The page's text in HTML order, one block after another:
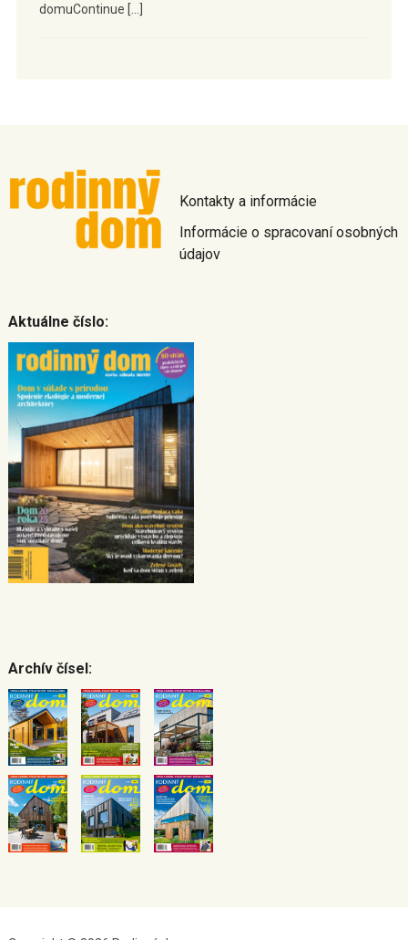
domuContinue […]
Kontakty a informácie
Informácie o spracovaní osobných
údajov
Aktuálne číslo:
Archív čísel: